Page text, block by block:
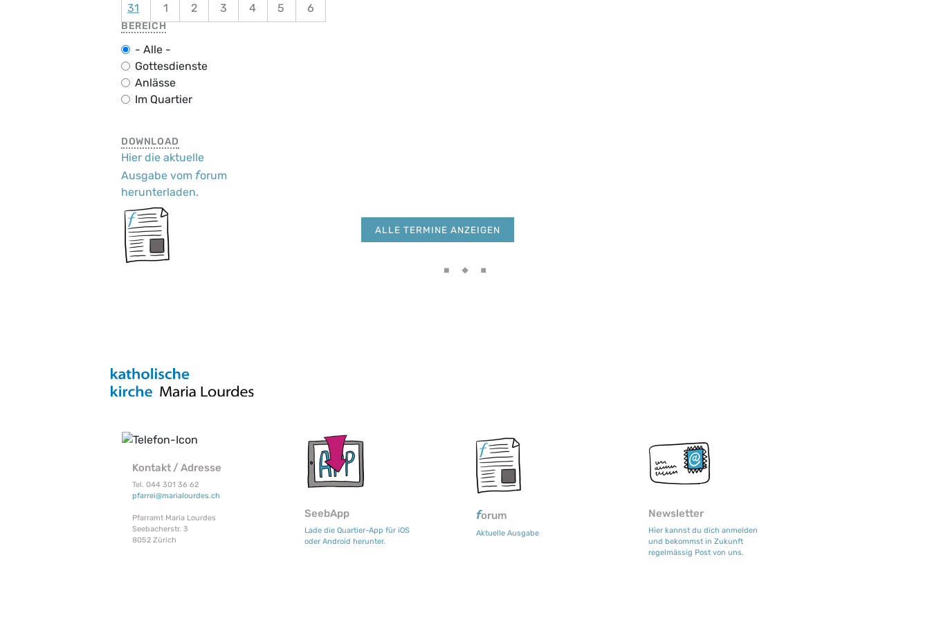
BEREICH
- Alle -
Gottesdienste
Anlässe
Im Quartier
ALLE TERMINE ANZEIGEN
DOWNLOAD
Hier die aktuelle
Ausgabe vom forum
herunterladen.
31 1 2 3 4 5 6
Kontakt / Adresse
Tel. 044 301 36 62
pfarrei@marialourdes.ch
Pfarramt Maria Lourdes
Seebacherstr. 3
8052 Zürich
SeebApp
Lade die Quartier-App für iOS
oder Android herunter.
forum
Aktuelle Ausgabe
Newsletter
Hier kannst du dich anmelden
und bekommst in Zukunft
regelmässig Post von uns.